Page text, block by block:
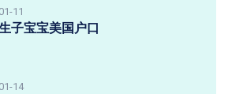
11
子宝宝美国户口
14